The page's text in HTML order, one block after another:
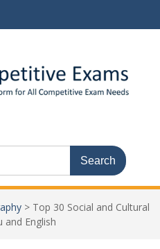
> Top 30 Social and Cultural
and English